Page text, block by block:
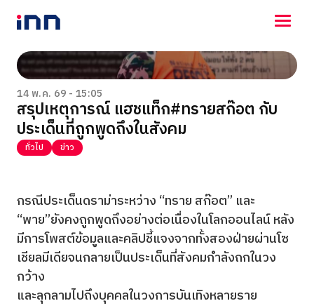
NEWS
ENTERTAINMENT
LIFESTYLE
HOROSCOPE
LOTTERY
VIDEO
14 พ.ค. 69 - 15:05
สรุปเหตุการณ์ แฮชแท็ก#ทรายสก๊อต กับ
ประเด็นที่ถูกพูดถึงในสังคม
ทั่วไป ข่าว
กรณีประเด็นดราม่าระหว่าง “ทราย สก๊อต” และ
“พาย”ยังคงถูกพูดถึงอย่างต่อเนื่องในโลกออนไลน์ หลัง
มีการโพสต์ข้อมูลและคลิปชี้แจงจากทั้งสองฝ่ายผ่านโซ
เชียลมีเดียจนกลายเป็นประเด็นที่สังคมกำลังถกในวง
กว้าง
และลุกลามไปถึงบุคคลในวงการบันเทิงหลายราย